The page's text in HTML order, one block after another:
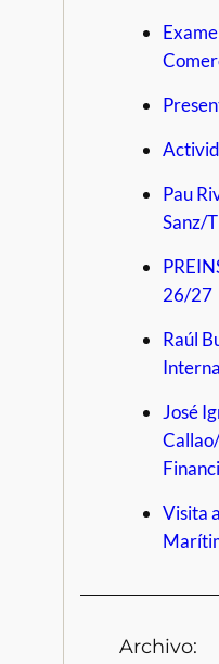
Pau
Sanz/
26/27
Raúl
José
Visita
Archivo: